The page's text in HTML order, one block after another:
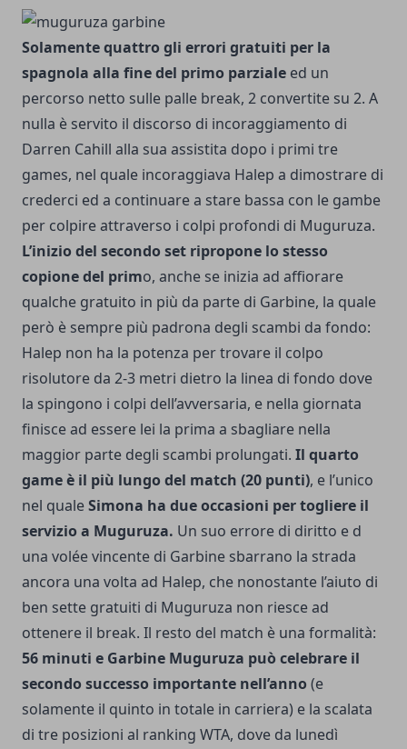
Solamente quattro gli errori gratuiti per la
spagnola alla fine del primo parziale ed un
percorso netto sulle palle break, 2 convertite su 2. A
nulla è servito il discorso di incoraggiamento di
Darren Cahill alla sua assistita dopo i primi tre
games, nel quale incoraggiava Halep a dimostrare di
crederci ed a continuare a stare bassa con le gambe
per colpire attraverso i colpi profondi di Muguruza.
L’inizio del secondo set ripropone lo stesso
copione del primo, anche se inizia ad affiorare
qualche gratuito in più da parte di Garbine, la quale
però è sempre più padrona degli scambi da fondo:
Halep non ha la potenza per trovare il colpo
risolutore da 2-3 metri dietro la linea di fondo dove
la spingono i colpi dell’avversaria, e nella giornata
finisce ad essere lei la prima a sbagliare nella
maggior parte degli scambi prolungati. Il quarto
game è il più lungo del match (20 punti), e l’unico
nel qualeSimona ha due occasioni per togliere il
servizio a Muguruza. Un suo errore di diritto e d
una volée vincente di Garbine sbarrano la strada
ancora una volta ad Halep, che nonostante l’aiuto di
ben sette gratuiti di Muguruza non riesce ad
ottenere il break. Il resto del match è una formalità:
56 minuti e Garbine Muguruza può celebrare il
secondo successo importante nell’anno (e
solamente il quinto in totale in carriera) e la scalata
di tre posizioni al ranking WTA, dove da lunedì